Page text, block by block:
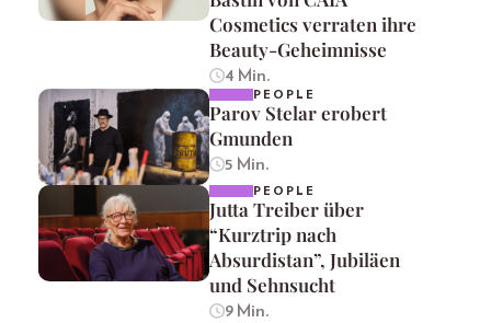
Cosmetics verraten ihre
Beauty-Geheimnisse
4 Min.
PEOPLE
Parov Stelar erobert
Gmunden
5 Min.
PEOPLE
Jutta Treiber über
“Kurztrip nach
Absurdistan”, Jubiläen
und Sehnsucht
9 Min.